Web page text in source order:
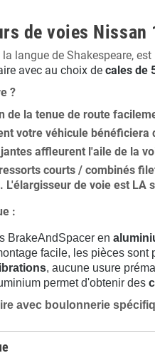
de voies Nissan
langue de Shakespeare,
avec au choix de cales de
?
de la tenue de route
votre véhicule bénéficiera
affleurent l'aile de la
ressorts courts / combinés
L'élargisseur de voie est LA
:
BrakeAndSpacer en
facile, les pièces
, aucune usure
permet d'obtenir des
avec boulonnerie